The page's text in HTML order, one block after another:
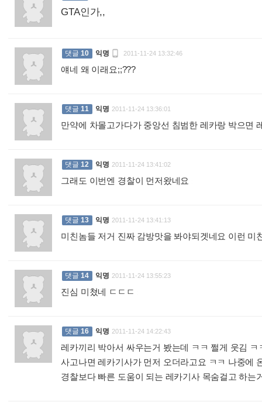
GTA인가,,
댓글 10 익명  2011-11-24 13:32:46
얘네 왜 이래요;;???
댓글 11 익명 2011-11-24 13:36:01
만약에 차몰고가다가 중앙선 침범한 레카랑 박으면
댓글 12 익명 2011-11-24 13:41:02
그래도 이번엔 경찰이 먼저왔네요
댓글 13 익명 2011-11-24 13:41:13
미친놈들 저거 진짜 감방맛을 봐야되겟네요 이런 미
댓글 14 익명 2011-11-24 13:55:23
진심 미쳤네 ㄷㄷㄷ
댓글 16 익명 2011-11-24 14:22:43
레카끼리 박아서 싸우는거 봤는데 ㅋㅋ 쩔게 웃김 ㅋ
사고나면 레카기사가 먼저 오더라고요 ㅋㅋ 나중에
경찰보다 빠른 도움이 되는 레카기사 목숨걸고 하는